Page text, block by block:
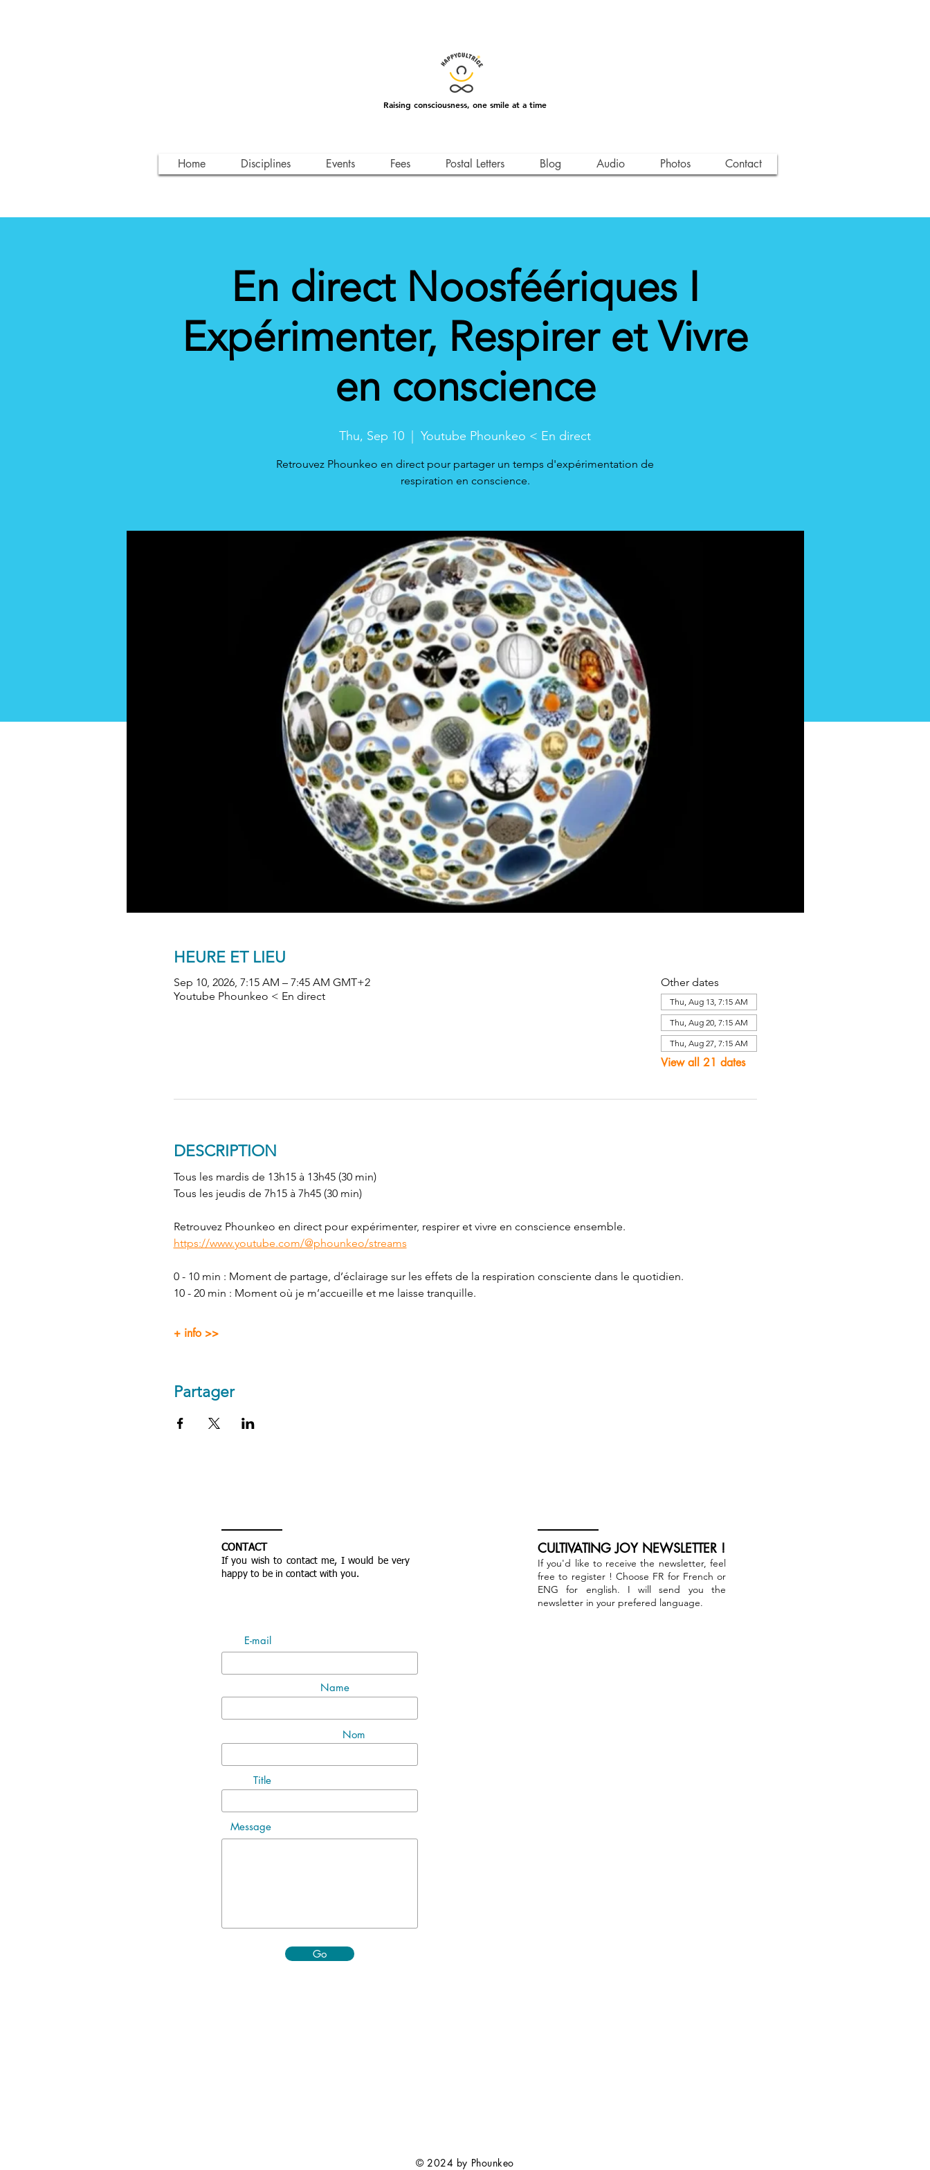
Raising consciousness, one smile at a time
En direct Noosféériques I
Expérimenter, Respirer et Vivre
en conscience
Thu, Sep 10 Youtube Phounkeo < En direct
Retrouvez Phounkeo en direct pour partager un temps d'expérimentation de
respiration en conscience.
HEURE ET LIEU
Sep 10, 2026, 7:15 AM – 7:45 AM GMT+2
Youtube Phounkeo < En direct
Other dates
Thu, Aug 13, 7:15 AM
Thu, Aug 20, 7:15 AM
Thu, Aug 27, 7:15 AM
View all 21 dates
DESCRIPTION
Tous les mardis de 13h15 à 13h45 (30 min)
Tous les jeudis de 7h15 à 7h45 (30 min)
Retrouvez Phounkeo en direct pour expérimenter, respirer et vivre en conscience ensemble.
https://www.youtube.com/@phounkeo/streams
0 - 10 min : Moment de partage, d’éclairage sur les effets de la respiration consciente dans le quotidien.
10 - 20 min : Moment où je m’accueille et me laisse tranquille.
+ info >>
Partager
Home Disciplines Events Fees Postal Letters Blog Audio Photos Contact
CONTACT
If you wish to contact me, I would be very
happy to be in contact with you.
E-mail
Name
Nom
Title
Message
Go
CULTIVATING JOY NEWSLETTER !
If you'd like to receive the newsletter, feel
free to register ! Choose FR for French or
ENG for english. I will send you the
newsletter in your prefered language.
© 2024 by Phounkeo